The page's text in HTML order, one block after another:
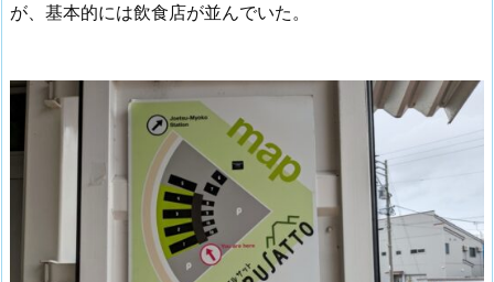
が、基本的には飲食店が並んでいた。